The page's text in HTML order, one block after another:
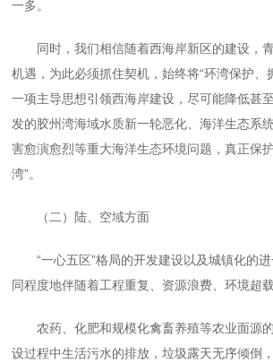
一多。
同时，我们相信随着西海岸新区的建设，
机遇，为此必须抓住契机，始终将“环湾保护、
一项主导思想引领西海岸建设，尽可能降低甚
发的胶州湾海域水质新一轮恶化、海洋生态系
害愈演愈烈等重大海洋生态环境问题，真正保
湾”。
（二）陆、空域方面
“一心五区”格局的开发建设以及城镇化的进
同程度地伴随着工程重复、资源浪费、环境超载
农药、化肥和规模化禽畜养殖等农业面源
设过程中生活污水的排放，垃圾露天无序倾倒